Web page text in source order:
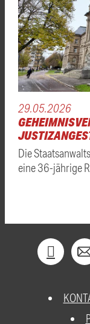
29.05.2026
Die
eine 36-jährige